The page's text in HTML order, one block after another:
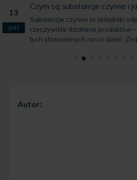
13
paź
Czym są substancje czynne i
Substancje czynne to składniki
rzeczywiste działanie produktów
tych stosowanych na co dzień.
Autor: